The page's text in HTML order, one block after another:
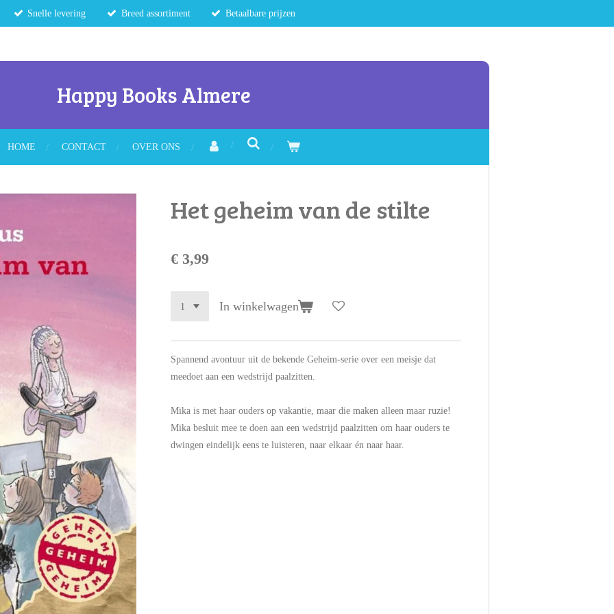
Snelle levering Breed assortiment Betaalbare prijzen
Happy Books Almere
HOME CONTACT OVER ONS
Het geheim van de stilte
€ 3,99
In winkelwagen
Spannend avontuur uit de bekende Geheim-serie over een meisje dat
meedoet aan een wedstrijd paalzitten.
Mika is met haar ouders op vakantie, maar die maken alleen maar ruzie!
Mika besluit mee te doen aan een wedstrijd paalzitten om haar ouders te
dwingen eindelijk eens te luisteren, naar elkaar én naar haar.